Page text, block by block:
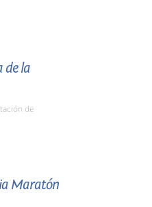
de la
de
Maratón